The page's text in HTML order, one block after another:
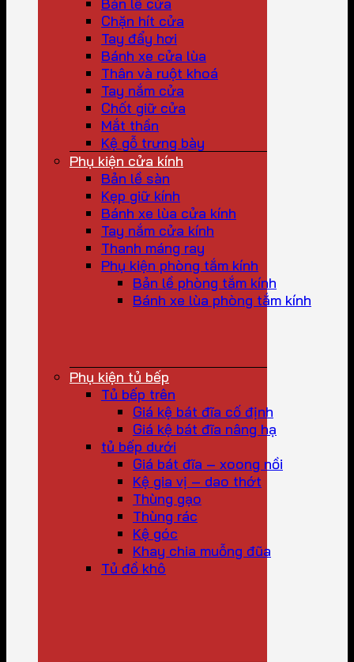
Chặn hít cửa
Tay đẩy hơi
Bánh xe cửa lùa
Thân và ruột khoá
Tay nắm cửa
Chốt giữ cửa
Mắt thần
Kệ gỗ trưng bày
Phụ kiện cửa kính
Bản lề sàn
Kẹp giữ kính
Bánh xe lùa cửa kính
Tay nắm cửa kính
Thanh máng ray
Phụ kiện phòng tắm kính
Bản lề phòng tắm kính
Bánh xe lùa phòng tắm kính
Phụ kiện tủ bếp
Tủ bếp trên
Giá kệ bát đĩa cố định
Giá kệ bát đĩa nâng hạ
tủ bếp dưới
Giá bát đĩa – xoong nồi
Kệ gia vị – dao thớt
Thùng gạo
Thùng rác
Kệ góc
Khay chia muỗng đũa
Tủ đồ khô